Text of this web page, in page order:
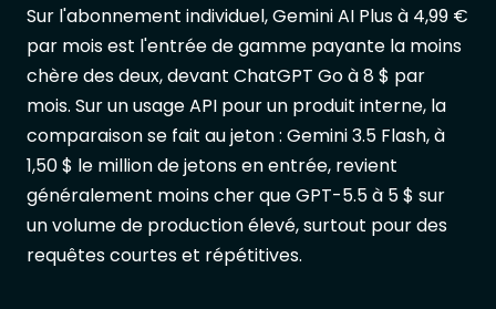
Sur l'abonnement individuel, Gemini AI Plus à 4,99 €
par mois est l'entrée de gamme payante la moins
chère des deux, devant ChatGPT Go à 8 $ par
mois. Sur un usage API pour un produit interne, la
comparaison se fait au jeton : Gemini 3.5 Flash, à
1,50 $ le million de jetons en entrée, revient
généralement moins cher que GPT-5.5 à 5 $ sur
un volume de production élevé, surtout pour des
requêtes courtes et répétitives.